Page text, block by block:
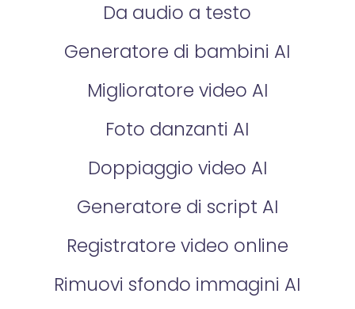
Da audio a testo
Generatore di bambini AI
Miglioratore video AI
Foto danzanti AI
Doppiaggio video AI
Generatore di script AI
Registratore video online
Rimuovi sfondo immagini AI